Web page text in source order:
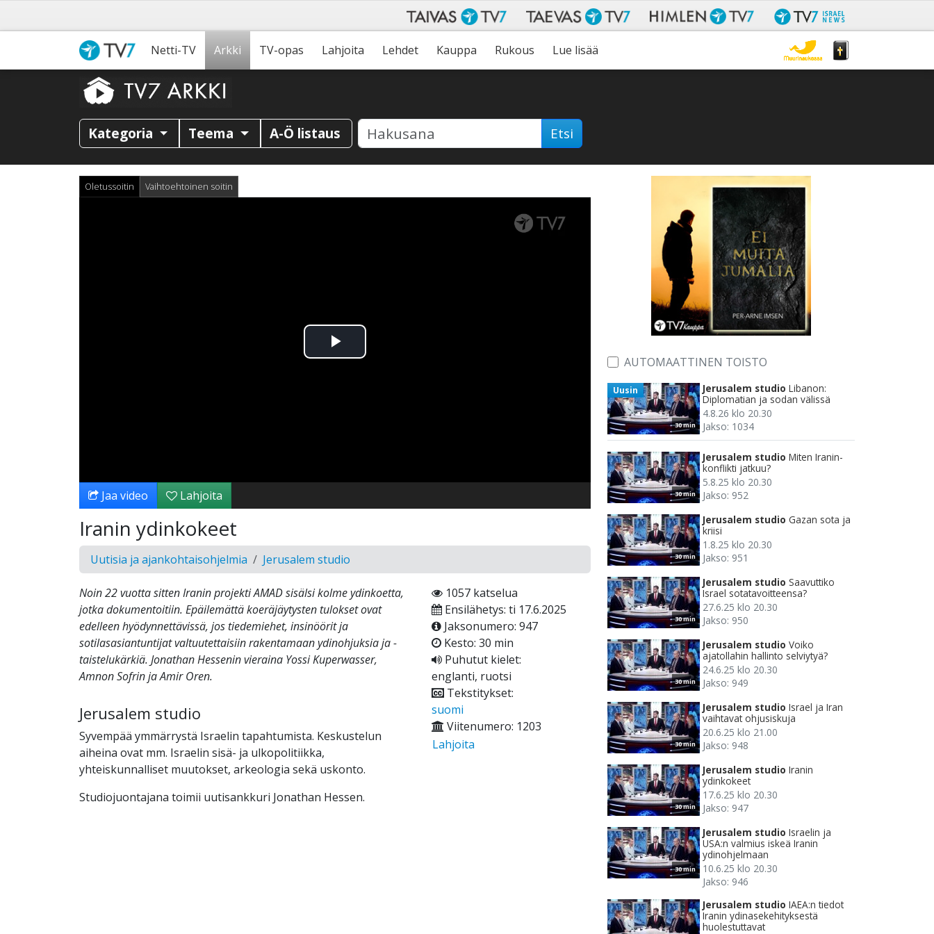
Netti-TV Arkki TV-opas Lahjoita Lehdet Kauppa Rukous Lue lisää
Kategoria Teema A-Ö listaus Etsi
Oletussoitin Vaihtoehtoinen soitin
Toista
Jaa video Lahjoita
Iranin ydinkokeet
Uutisia ja ajankohtaisohjelmia Jerusalem studio
Noin 22 vuotta sitten Iranin projekti AMAD sisälsi kolme ydinkoetta,
jotka dokumentoitiin. Epäilemättä koeräjäytysten tulokset ovat
edelleen hyödynnettävissä, jos tiedemiehet, insinöörit ja
sotilasasiantuntijat valtuutettaisiin rakentamaan ydinohjuksia ja -
taistelukärkiä. Jonathan Hessenin vieraina Yossi Kuperwasser,
Amnon Sofrin ja Amir Oren.
Jerusalem studio
Syvempää ymmärrystä Israelin tapahtumista. Keskustelun
aiheina ovat mm. Israelin sisä- ja ulkopolitiikka,
yhteiskunnalliset muutokset, arkeologia sekä uskonto.
Studiojuontajana toimii uutisankkuri Jonathan Hessen.
1057 katselua
Ensilähetys: ti 17.6.2025
Jaksonumero: 947
Kesto: 30 min
Puhutut kielet:
englanti, ruotsi
Tekstitykset:
suomi
Viitenumero: 1203
Lahjoita
AUTOMAATTINEN TOISTO
30 min
Uusin Jerusalem studio Libanon:
Diplomatian ja sodan välissä
4.8.26 klo 20.30
Jakso: 1034
30 min
Jerusalem studio Miten Iranin-
konflikti jatkuu?
5.8.25 klo 20.30
Jakso: 952
30 min
Jerusalem studio Gazan sota ja
kriisi
1.8.25 klo 20.30
Jakso: 951
30 min
Jerusalem studio Saavuttiko
Israel sotatavoitteensa?
27.6.25 klo 20.30
Jakso: 950
30 min
Jerusalem studio Voiko
ajatollahin hallinto selviytyä?
24.6.25 klo 20.30
Jakso: 949
30 min
Jerusalem studio Israel ja Iran
vaihtavat ohjusiskuja
20.6.25 klo 21.00
Jakso: 948
30 min
Jerusalem studio Iranin
ydinkokeet
17.6.25 klo 20.30
Jakso: 947
30 min
Jerusalem studio Israelin ja
USA:n valmius iskeä Iranin
ydinohjelmaan
10.6.25 klo 20.30
Jakso: 946
Jerusalem studio IAEA:n tiedot
Iranin ydinasekehityksestä
huolestuttavat